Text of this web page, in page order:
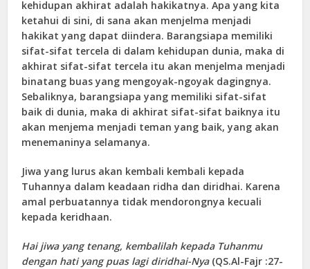
kehidupan akhirat adalah hakikatnya. Apa yang kita
ketahui di sini, di sana akan menjelma menjadi
hakikat yang dapat diindera. Barangsiapa memiliki
sifat-sifat tercela di dalam kehidupan dunia, maka di
akhirat sifat-sifat tercela itu akan menjelma menjadi
binatang buas yang mengoyak-ngoyak dagingnya.
Sebaliknya, barangsiapa yang memiliki sifat-sifat
baik di dunia, maka di akhirat sifat-sifat baiknya itu
akan menjema menjadi teman yang baik, yang akan
menemaninya selamanya.
Jiwa yang lurus akan kembali kembali kepada
Tuhannya dalam keadaan ridha dan diridhai. Karena
amal perbuatannya tidak mendorongnya kecuali
kepada keridhaan.
Hai jiwa yang tenang, kembalilah kepada Tuhanmu
dengan hati yang puas lagi diridhai-Nya (QS.Al-Fajr :27-